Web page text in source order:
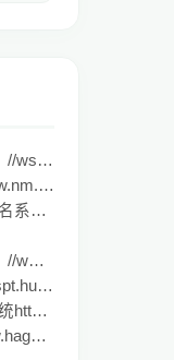
山东高考招生考试信息平台http：//wsbm.sdz
内蒙古招生考试信息网http://www.nm.zsks.c
山东省普通高中学业水平网上报名系统登陆入
湖南招生考试信息管理平台http：//www.hnea
湖北高考志愿填报系统:https://zspt.hubzs.
河南省中小学生学籍信息管理系统http;//zxx
河南普通高中信息管理系统www.hagaozhong.c